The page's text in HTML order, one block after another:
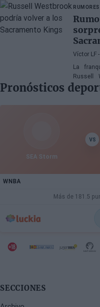
Víctor LF
La
Russell
jóvenes,
Pronósticos
SEA Storm
VS
WNBA
Más de 181.5
SECCIONES